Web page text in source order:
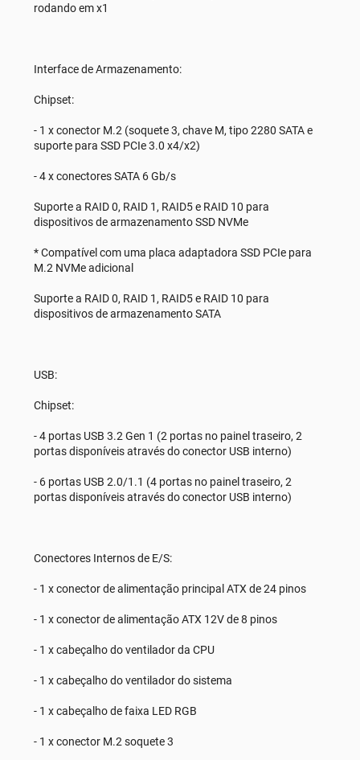
rodando em x1
Interface de Armazenamento:
Chipset:
- 1 x conector M.2 (soquete 3, chave M, tipo 2280 SATA e
suporte para SSD PCIe 3.0 x4/x2)
- 4 x conectores SATA 6 Gb/s
Suporte a RAID 0, RAID 1, RAID5 e RAID 10 para
dispositivos de armazenamento SSD NVMe
* Compatível com uma placa adaptadora SSD PCIe para
M.2 NVMe adicional
Suporte a RAID 0, RAID 1, RAID5 e RAID 10 para
dispositivos de armazenamento SATA
USB:
Chipset:
- 4 portas USB 3.2 Gen 1 (2 portas no painel traseiro, 2
portas disponíveis através do conector USB interno)
- 6 portas USB 2.0/1.1 (4 portas no painel traseiro, 2
portas disponíveis através do conector USB interno)
Conectores Internos de E/S:
- 1 x conector de alimentação principal ATX de 24 pinos
- 1 x conector de alimentação ATX 12V de 8 pinos
- 1 x cabeçalho do ventilador da CPU
- 1 x cabeçalho do ventilador do sistema
- 1 x cabeçalho de faixa LED RGB
- 1 x conector M.2 soquete 3